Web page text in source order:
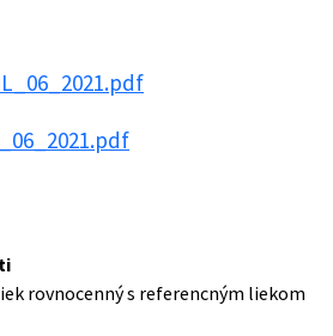
rovnocenný s referencným liekom